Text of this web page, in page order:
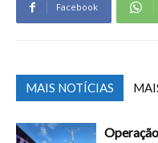
Facebook
MAIS NOTÍCIAS